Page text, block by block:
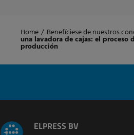
Home / Benefíciese de nuestros
una lavadora de cajas: el proceso
producción
ELPRESS BV